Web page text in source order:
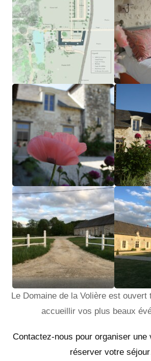
Le Domaine de la Volière est ouvert
accueillir vos plus beaux
Contactez-nous pour organiser
réserver votre